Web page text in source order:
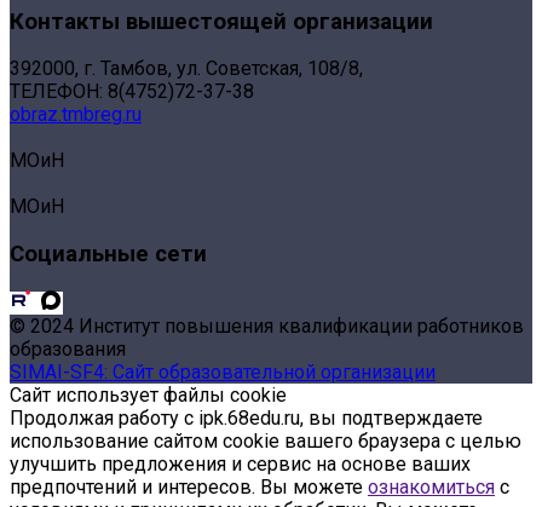
Контакты вышестоящей организации
392000, г. Тамбов, ул. Советская, 108/8,
ТЕЛЕФОН: 8(4752)72-37-38
obraz.tmbreg.ru
МОиН
МОиН
Социальные сети
© 2024 Институт повышения квалификации работников
образования
SIMAI-SF4: Сайт образовательной организации
Сайт использует файлы cookie
Продолжая работу с ipk.68edu.ru, вы подтверждаете
использование сайтом cookie вашего браузера с целью
улучшить предложения и сервис на основе ваших
предпочтений и интересов. Вы можете ознакомиться с